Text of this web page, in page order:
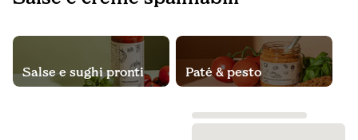
Salse e sughi pronti Paté & pesto